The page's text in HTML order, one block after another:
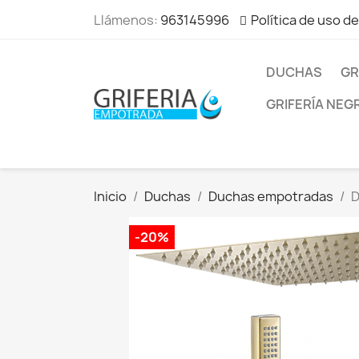
Llámenos: 963145996 Política de uso
DUCHAS
GRIFERÍA
Inicio Duchas Duchas empotradas
-20%